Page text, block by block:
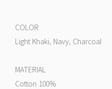
COLOR
Light Khaki, Navy, Charcoal
MATERIAL
Cotton 100%